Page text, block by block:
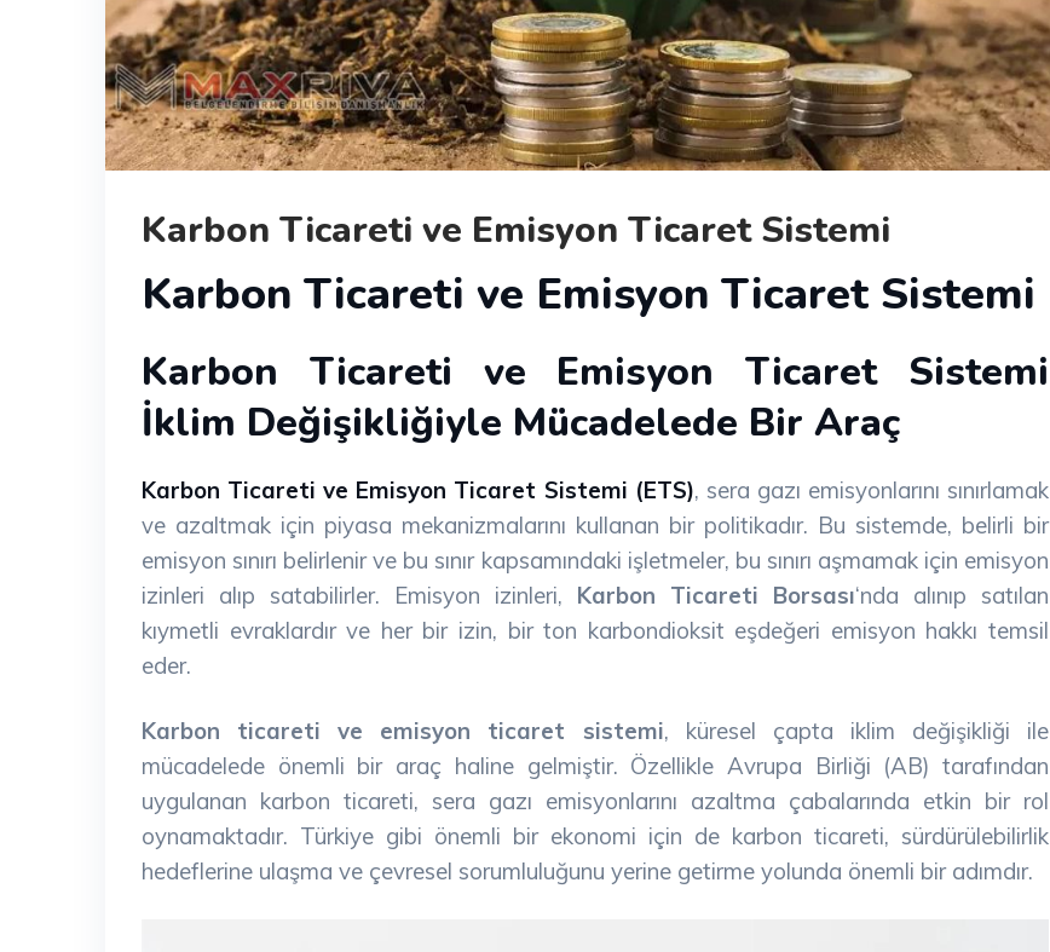
Karbon Ticareti ve Emisyon Ticaret Sistemi
Karbon Ticareti ve Emisyon Ticaret Sistemi
Karbon Ticareti ve Emisyon Ticaret Sistemi
İklim Değişikliğiyle Mücadelede Bir Araç
Karbon Ticareti ve Emisyon Ticaret Sistemi (ETS), sera gazı emisyonlarını sınırlamak
ve azaltmak için piyasa mekanizmalarını kullanan bir politikadır. Bu sistemde, belirli bir
emisyon sınırı belirlenir ve bu sınır kapsamındaki işletmeler, bu sınırı aşmamak için emisyon
izinleri alıp satabilirler. Emisyon izinleri, Karbon Ticareti Borsası‘nda alınıp satılan
kıymetli evraklardır ve her bir izin, bir ton karbondioksit eşdeğeri emisyon hakkı temsil
eder.
Karbon ticareti ve emisyon ticaret sistemi, küresel çapta iklim değişikliği ile
mücadelede önemli bir araç haline gelmiştir. Özellikle Avrupa Birliği (AB) tarafından
uygulanan karbon ticareti, sera gazı emisyonlarını azaltma çabalarında etkin bir rol
oynamaktadır. Türkiye gibi önemli bir ekonomi için de karbon ticareti, sürdürülebilirlik
hedeflerine ulaşma ve çevresel sorumluluğunu yerine getirme yolunda önemli bir adımdır.